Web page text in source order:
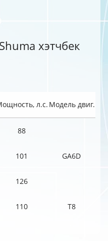
хэтчбек
л.с. Модель двиг.
88
101 GA6D
126
110 T8